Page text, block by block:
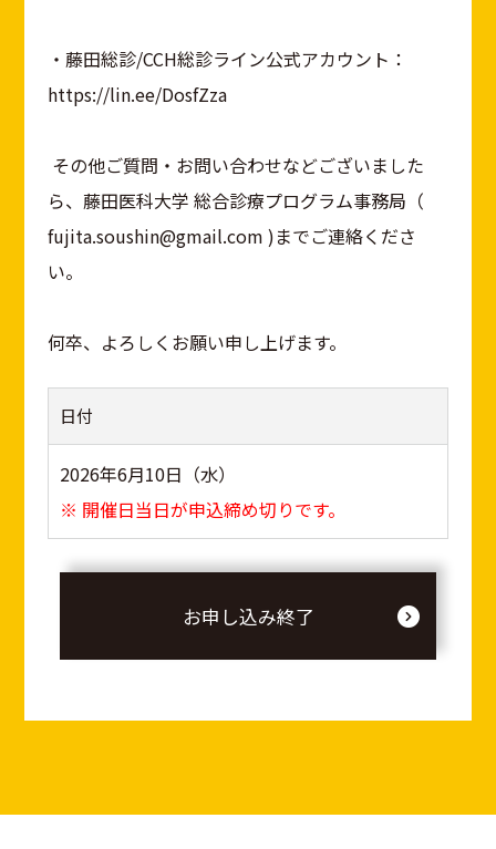
・藤田総診/CCH総診ライン公式アカウント：
https://lin.ee/DosfZza
その他ご質問・お問い合わせなどございました
ら、藤田医科大学 総合診療プログラム事務局（
fujita.soushin@gmail.com )までご連絡くださ
い。
何卒、よろしくお願い申し上げます。
日付
2026年6月10日（水）
※ 開催日当日が申込締め切りです。
お申し込み終了